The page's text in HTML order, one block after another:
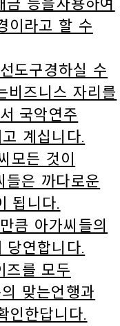
이라고 할 수
도구경하실 수
비즈니스 자리를
국악연주
계십니다.
모든 것이
들은 까다로운
됩니다.
큼 아가씨들의
당연합니다.
즈를 모두
맞는언행과
인한답니다.